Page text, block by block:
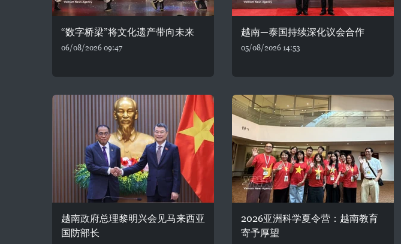
“数字桥梁”将文化遗产带向未来
06/08/2026 09:47
越南—泰国持续深化议会合作
05/08/2026 14:53
越南政府总理黎明兴会见马来西亚
国防部长
2026亚洲科学夏令营：越南教育
寄予厚望